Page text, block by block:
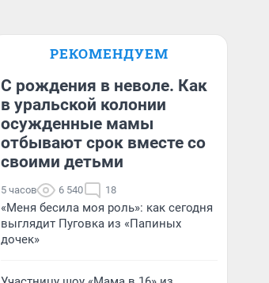
РЕКОМЕНДУЕМ
С рождения в неволе. Как
в уральской колонии
осужденные мамы
отбывают срок вместе со
своими детьми
5 часов 6 540 18
«Меня бесила моя роль»: как сегодня
выглядит Пуговка из «Папиных
дочек»